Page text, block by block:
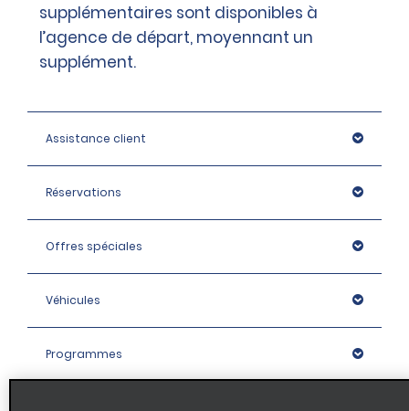
supplémentaires sont disponibles à
l’agence de départ, moyennant un
supplément.
Assistance client
Réservations
Offres spéciales
Véhicules
Programmes